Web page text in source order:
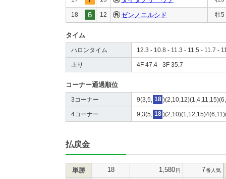
18 12 ゼンノエルシド 牡5
タイム
ハロンタイム 12.3 - 10.8 - 11.3 - 11.5 - 11.7 -
上り 4F 47.4 - 3F 35.7
コーナー通過順位
3コーナー 9(3,5, 18
4コーナー 9,3(5, 18
払戻金
単勝 18 1,580円 7番人気